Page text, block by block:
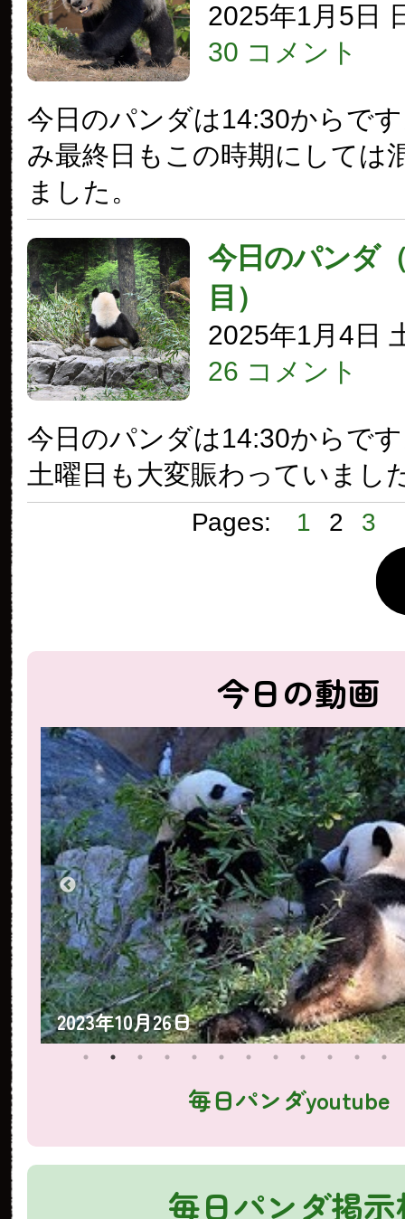
2025年1月5日
30 コメント
今日のパンダは14:30からで
み最終日もこの時期にしては
ました。
今日のパンダ
目）
2025年1月4日
26 コメント
今日のパンダは14:30からで
土曜日も大変賑わっていまし
Pages: 1 2 3
今日の動画
2023年10月25日
毎日パンダyoutube
毎日パンダ掲